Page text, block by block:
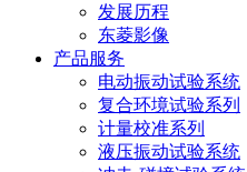
发展历程
东菱影像
产品服务
电动振动试验系统
复合环境试验系列
计量校准系列
液压振动试验系统